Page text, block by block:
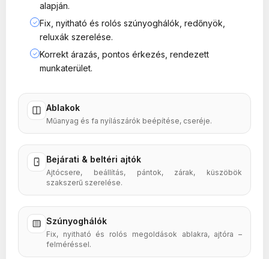
alapján.
✓ Fix, nyitható és rolós szúnyoghálók, redőnyök,
reluxák szerelése.
✓ Korrekt árazás, pontos érkezés, rendezett
munkaterület.
Ablakok
Műanyag és fa nyílászárók beépítése, cseréje.
Bejárati & beltéri ajtók
Ajtócsere, beállítás, pántok, zárak, küszöbök
szakszerű szerelése.
Szúnyoghálók
Fix, nyitható és rolós megoldások ablakra, ajtóra –
felméréssel.